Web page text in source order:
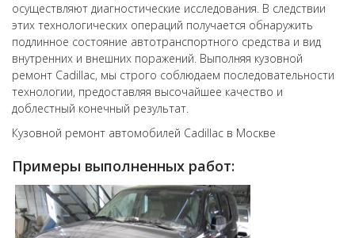
осуществляют диагностические исследования. В следствии
этих технологических операций получается обнаружить
подлинное состояние автотранспортного средства и вид
внутренних и внешних поражений. Выполняя кузовной
ремонт Cadillac, мы строго соблюдаем последовательности
технологии, предоставляя высочайшее качество и
доблестный конечный результат.
Кузовной ремонт автомобилей Cadillac в Москве
Примеры выполненных работ: